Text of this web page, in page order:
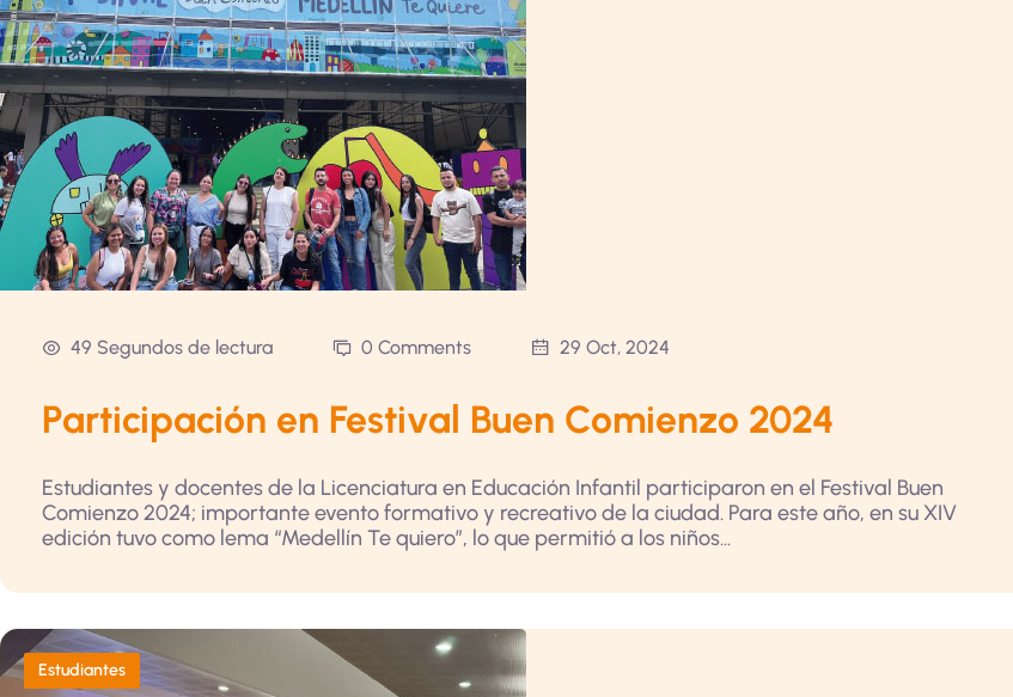
49 Segundos de lectura 0 Comments 29 Oct, 2024
Participación en Festival Buen Comienzo 2024
Estudiantes y docentes de la Licenciatura en Educación Infantil participaron en el Festival Buen
Comienzo 2024; importante evento formativo y recreativo de la ciudad. Para este año, en su XIV
edición tuvo como lema “Medellín Te quiero”, lo que permitió a los niños...
Estudiantes